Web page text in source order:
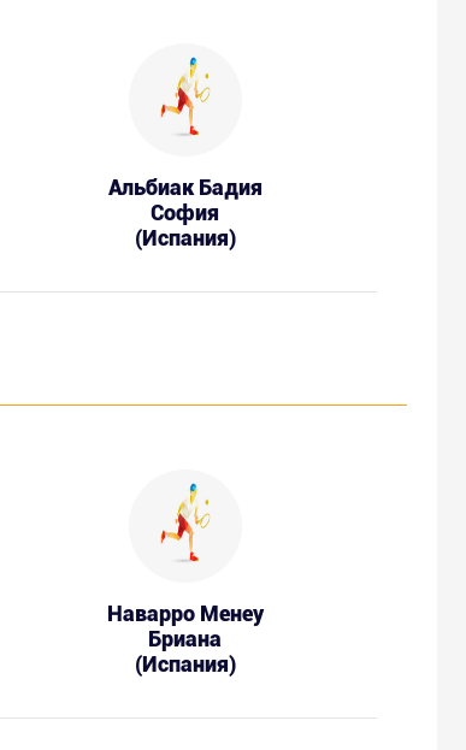
Альбиак Бадия
София
(Испания)
Наварро Менеу
Бриана
(Испания)